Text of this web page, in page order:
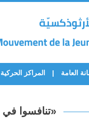
العامة المراكز الحركية
«تنافسوا